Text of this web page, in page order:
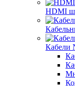
HDMI
Кабели